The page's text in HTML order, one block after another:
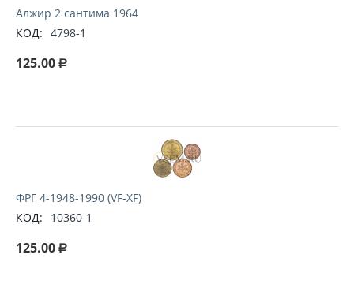
Алжир 2 сантима 1964
КОД: 4798-1
125.00 Р
ФРГ 4-1948-1990 (VF-XF)
КОД:
10360-1
125.00 Р